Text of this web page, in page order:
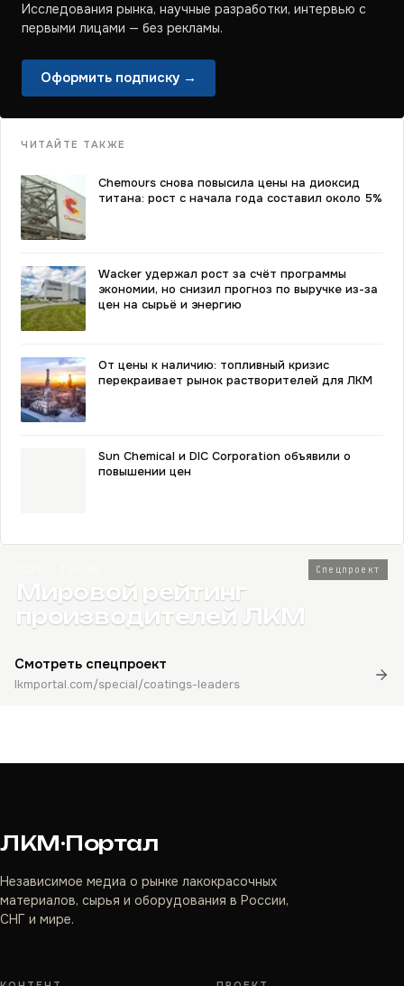
Исследования рынка, научные разработки, интервью с
первыми лицами — без рекламы.
Оформить подписку →
ЧИТАЙТЕ ТАКЖЕ
Chemours снова повысила цены на диоксид
титана: рост с начала года составил около 5%
Wacker удержал рост за счёт программы
экономии, но снизил прогноз по выручке из-за
цен на сырьё и энергию
От цены к наличию: топливный кризис
перекраивает рынок растворителей для ЛКМ
Sun Chemical и DIC Corporation объявили о
повышении цен
Спецпроект
Мировой рейтинг
производителей ЛКМ
Смотреть спецпроект
lkmportal.com/special/coatings-leaders
ЛКМ·Портал
Независимое медиа о рынке лакокрасочных
материалов, сырья и оборудования в России,
СНГ и мире.